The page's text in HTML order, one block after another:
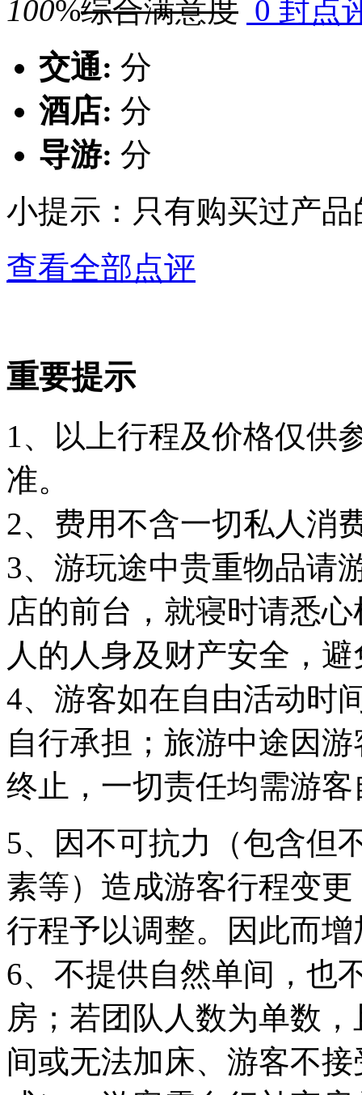
100%综合满意度 0 封点
交通: 分
酒店: 分
导游: 分
小提示：只有购买过产
查看全部点评
重要提示
1、以上行程及价格仅供
准。
2、费用不含一切私人消
3、游玩途中贵重物品请
店的前台，就寝时请悉
人的人身及财产安全，
4、游客如在自由活动时
自行承担；旅游中途因
终止，一切责任均需游
5、因不可抗力（包含但
素等）造成游客行程变
行程予以调整。因此而
6、不提供自然单间，也
房；若团队人数为单数
间或无法加床、游客不